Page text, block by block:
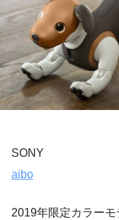
SONY
aibo
2019年限定カラー